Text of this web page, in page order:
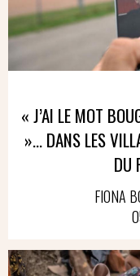
« J’AI LE MOT
»… DANS LES
DU
FIONA